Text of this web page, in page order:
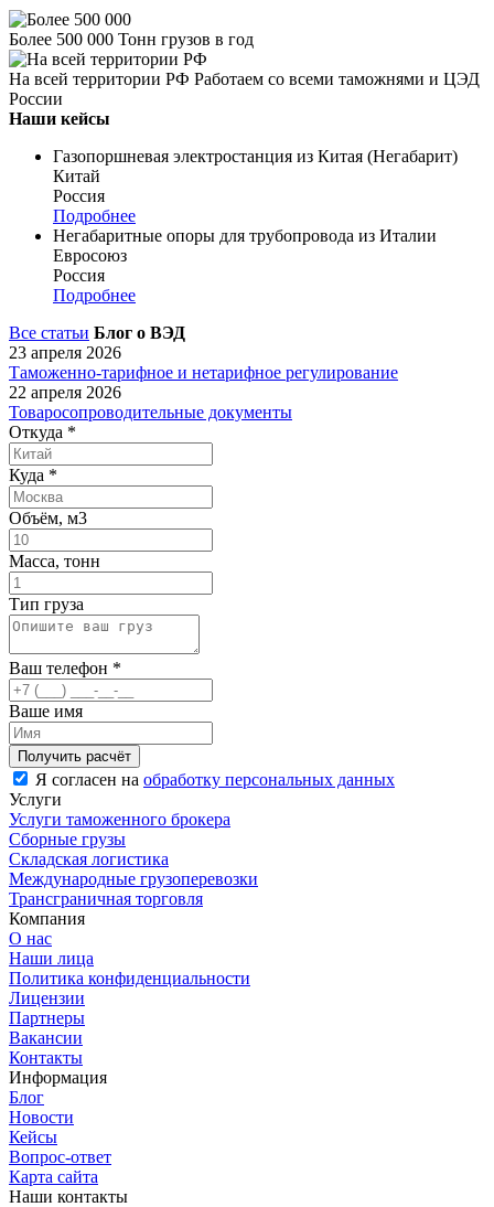
Более 500 000 Тонн грузов в год
На всей территории РФ Работаем со всеми таможнями и ЦЭД
России
Наши кейсы
Газопоршневая электростанция из Китая (Негабарит)
Китай
Россия
Подробнее
Негабаритные опоры для трубопровода из Италии
Евросоюз
Россия
Подробнее
Все статьи Блог о ВЭД
23 апреля 2026
Таможенно-тарифное и нетарифное регулирование
22 апреля 2026
Товаросопроводительные документы
Откуда *
Куда *
Объём, м3
Масса, тонн
Тип груза
Ваш телефон *
Ваше имя
Я согласен на обработку персональных данных
Услуги
Услуги таможенного брокера
Сборные грузы
Складская логистика
Международные грузоперевозки
Трансграничная торговля
Компания
О нас
Наши лица
Политика конфиденциальности
Лицензии
Партнеры
Вакансии
Контакты
Информация
Блог
Новости
Кейсы
Вопрос-ответ
Карта сайта
Наши контакты